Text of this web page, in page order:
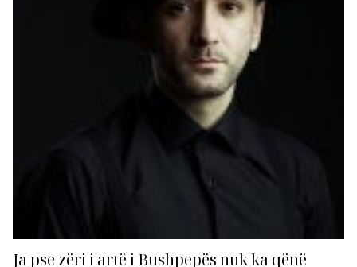
Ja pse zëri i artë i Bushpepës nuk ka qënë